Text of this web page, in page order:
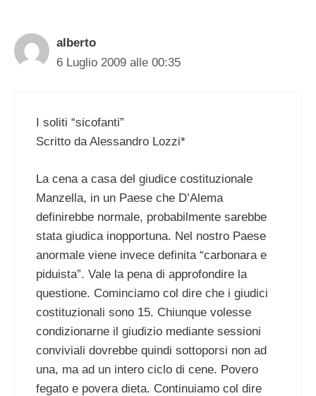
alberto
6 Luglio 2009 alle 00:35
I soliti “sicofanti”
Scritto da Alessandro Lozzi*
La cena a casa del giudice costituzionale
Manzella, in un Paese che D’Alema
definirebbe normale, probabilmente sarebbe
stata giudica inopportuna. Nel nostro Paese
anormale viene invece definita “carbonara e
piduista”. Vale la pena di approfondire la
questione. Cominciamo col dire che i giudici
costituzionali sono 15. Chiunque volesse
condizionarne il giudizio mediante sessioni
conviviali dovrebbe quindi sottoporsi non ad
una, ma ad un intero ciclo di cene. Povero
fegato e povera dieta. Continuiamo col dire